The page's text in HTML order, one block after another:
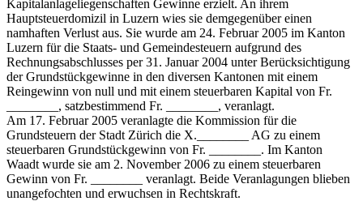
Kapitalanlageliegenschaften Gewinne erzielt. An ihrem
Hauptsteuerdomizil in Luzern wies sie demgegenüber einen
namhaften Verlust aus. Sie wurde am 24. Februar 2005 im Kanton
Luzern für die Staats- und Gemeindesteuern aufgrund des
Rechnungsabschlusses per 31. Januar 2004 unter Berücksichtigung
der Grundstückgewinne in den diversen Kantonen mit einem
Reingewinn von null und mit einem steuerbaren Kapital von Fr.
________, satzbestimmend Fr. ________, veranlagt.
Am 17. Februar 2005 veranlagte die Kommission für die
Grundsteuern der Stadt Zürich die X.________ AG zu einem
steuerbaren Grundstückgewinn von Fr. ________. Im Kanton
Waadt wurde sie am 2. November 2006 zu einem steuerbaren
Gewinn von Fr. ________ veranlagt. Beide Veranlagungen blieben
unangefochten und erwuchsen in Rechtskraft.